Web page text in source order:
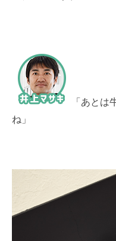
「あと
ね」